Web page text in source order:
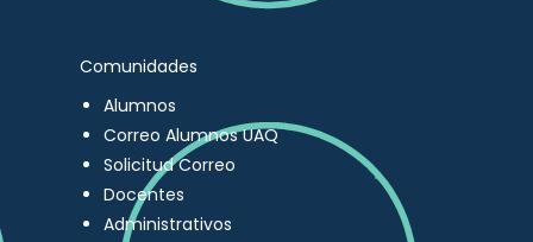
Comunidades
Alumnos
Correo Alumnos UAQ
Solicitud Correo
Docentes
Administrativos